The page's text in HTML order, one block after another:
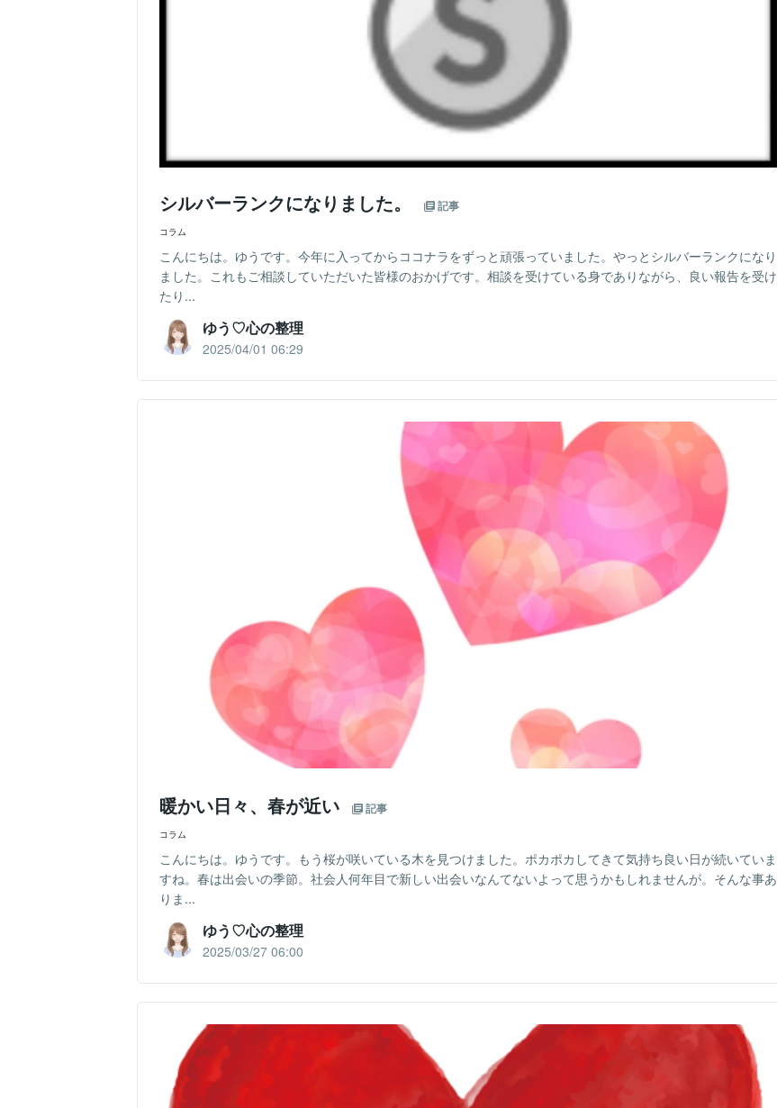
シルバーランクになりました。 記事
コラム
こんにちは。ゆうです。今年に入ってからココナラをずっと頑張っていました。やっとシルバーランクになり
ました。これもご相談していただいた皆様のおかげです。相談を受けている身でありながら、良い報告を受け
たり...
ゆう♡心の整理
2025/04/01 06:29
暖かい日々、春が近い 記事
コラム
こんにちは。ゆうです。もう桜が咲いている木を見つけました。ポカポカしてきて気持ち良い日が続いていま
すね。春は出会いの季節。社会人何年目で新しい出会いなんてないよって思うかもしれませんが。そんな事あ
りま...
ゆう♡心の整理
2025/03/27 06:00